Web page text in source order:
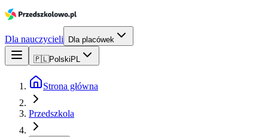
Dla nauczycieli Dla placówek
🇵🇱Polski PL
Strona główna
Przedszkola